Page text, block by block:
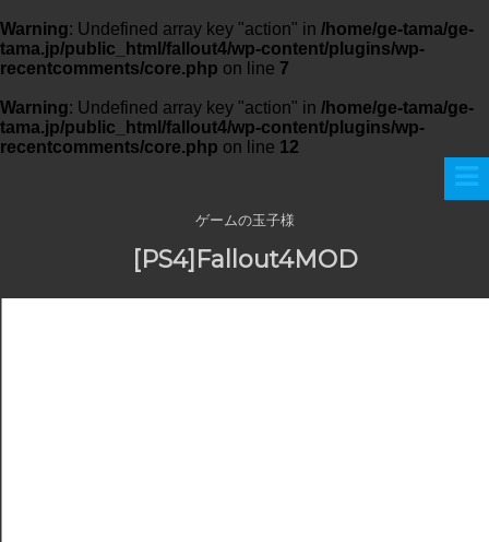
Warning: Undefined array key "action" in /home/ge-tama/ge-
tama.jp/public_html/fallout4/wp-content/plugins/wp-
recentcomments/core.php on line 7
Warning: Undefined array key "action" in /home/ge-tama/ge-
tama.jp/public_html/fallout4/wp-content/plugins/wp-
recentcomments/core.php on line 12
ゲームの玉子様
[PS4]Fallout4MOD